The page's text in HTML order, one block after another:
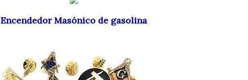
Encendedor Masónico de gasolina